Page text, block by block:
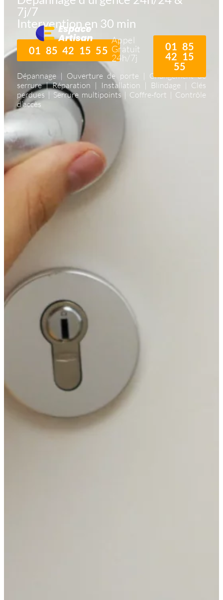
Appel
Gratuit
24h/7j
01 85
42 15
55
7j/7
Intervention en 30 min
01 85 42 15 55
Dépannage | Ouverture de porte | Changement de
serrure | Réparation | Installation | Blindage | Clés
perdues | Serrure multipoints | Coffre-fort | Contrôle
d’accès